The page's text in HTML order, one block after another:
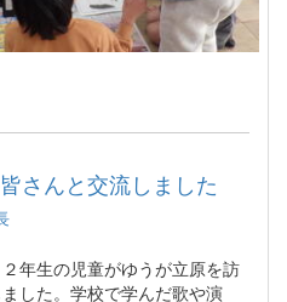
さんと交流しました
年生の児童がゆうが立原を訪
した。学校で学んだ歌や演